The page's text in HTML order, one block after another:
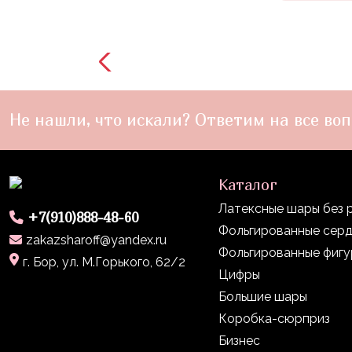
Не нашли, что искали? Ответим на все
+7(910)888-48-60
zakazsharoff@yandex.ru
г. Бор, ул. М.Горького, 62/2
Каталог
Латексные шары без
Фольгированные
Фольгированные
Цифры
Большие шары
Коробка-сюрприз
Бизнес
Трансформеры
Овощи
Шары
Геймеров
Супергерои
Пиратская
Вечеринка